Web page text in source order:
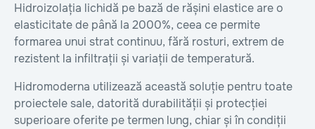
Hidroizolația lichidă pe bază de rășini elastice are o
elasticitate de până la 2000%, ceea ce permite
formarea unui strat continuu, fără rosturi, extrem de
rezistent la infiltrații și variații de temperatură.
Hidromoderna utilizează această soluție pentru toate
proiectele sale, datorită durabilității și protecției
superioare oferite pe termen lung, chiar și în condiții